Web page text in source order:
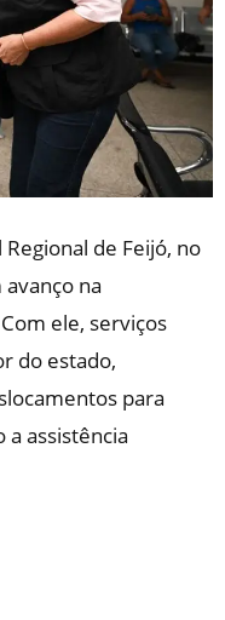
de Feijó, no
na
ele, serviços
do estado,
para
assistência